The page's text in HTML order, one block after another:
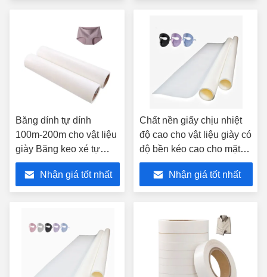
Băng dính tự dính
100m-200m cho vật liệu
giày Băng keo xé tự
dính
Nhận giá tốt nhất
Chất nền giấy chịu nhiệt
độ cao cho vật liệu giày có
độ bền kéo cao cho mặt
nạ
Nhận giá tốt nhất